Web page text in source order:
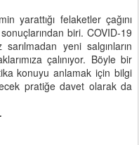
yarattığı felaketler çağını
biri. COVID-19
yeni salgınların
çalınıyor. Böyle bir
konuyu anlamak için bilgi
pratiğe davet olarak da